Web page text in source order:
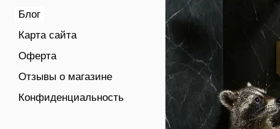
Блог
Карта сайта
Оферта
Отзывы о магазине
Конфиденциальность